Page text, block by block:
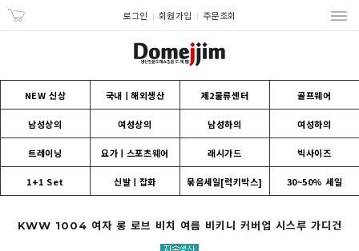
로그인 회원가입 주문조회
NEW 신상 국내ㅣ해외생산 제2물류센터 골프웨어
남성상의 여성상의 남성하의 여성하의
트레이닝 요가ㅣ스포츠웨어 래시가드 빅사이즈
1+1 Set 신발ㅣ잡화 묶음세일[럭키박스] 30~50% 세일
KWW 1004 여자 롱 로브 비치 여름 비키니 커버업 시스루 가디건